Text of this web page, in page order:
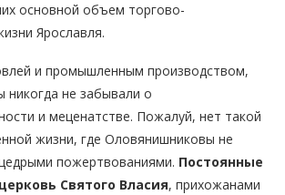
основной объем торгово-
Ярославля.
и промышленным производством,
не забывали о
и меценатстве. Пожалуй, нет такой
жизни, где Оловянишниковы не
пожертвованиями. Постоянные
Святого Власия, прихожанами